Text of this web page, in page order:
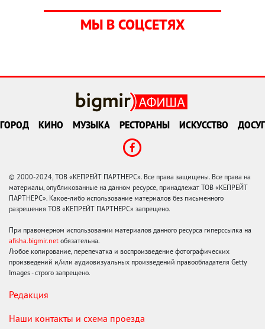
МЫ В СОЦСЕТЯХ
ГОРОД КИНО МУЗЫКА РЕСТОРАНЫ ИСКУССТВО ДОСУГ
© 2000-2024, ТОВ «КЕПРЕЙТ ПАРТНЕРС». Все права защищены. Все права на
материалы, опубликованные на данном ресурсе, принадлежат ТОВ «КЕПРЕЙТ
ПАРТНЕРС». Какое-либо использование материалов без письменного
разрешения ТОВ «КЕПРЕЙТ ПАРТНЕРС» запрещено.
При правомерном использовании материалов данного ресурса гиперссылка на
afisha.bigmir.net обязательна.
Любое копирование, перепечатка и воспроизведение фотографических
произведений и/или аудиовизуальных произведений правообладателя Getty
Images - строго запрещено.
Редакция
Наши контакты и схема проезда